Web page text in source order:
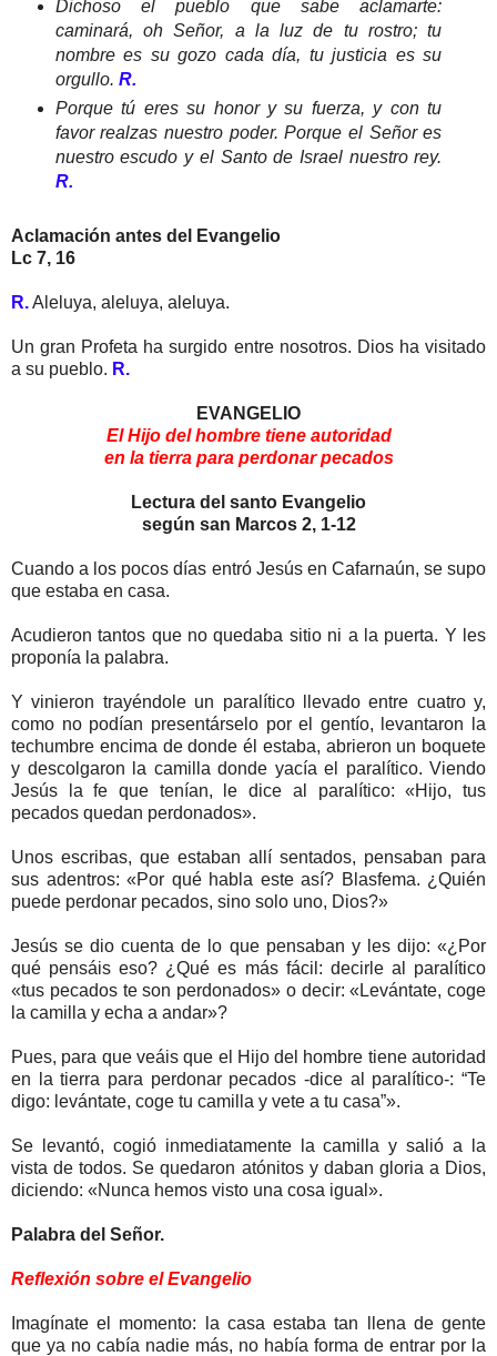
Dichoso el pueblo que sabe aclamarte:
caminará, oh Señor, a la luz de tu rostro; tu
nombre es su gozo cada día, tu justicia es su
orgullo. R.
Porque tú eres su honor y su fuerza, y con tu
favor realzas nuestro poder. Porque el Señor es
nuestro escudo y el Santo de Israel nuestro rey.
R.
Aclamación antes del Evangelio
Lc 7, 16
R.Aleluya, aleluya, aleluya.
Un gran Profeta ha surgido entre nosotros. Dios ha visitado
a su pueblo. R.
EVANGELIO
El Hijo del hombre tiene autoridad
en la tierra para perdonar pecados
Lectura del santo Evangelio
según san Marcos 2, 1-12
Cuando a los pocos días entró Jesús en Cafarnaún, se supo
que estaba en casa.
Acudieron tantos que no quedaba sitio ni a la puerta. Y les
proponía la palabra.
Y vinieron trayéndole un paralítico llevado entre cuatro y,
como no podían presentárselo por el gentío, levantaron la
techumbre encima de donde él estaba, abrieron un boquete
y descolgaron la camilla donde yacía el paralítico. Viendo
Jesús la fe que tenían, le dice al paralítico: «Hijo, tus
pecados quedan perdonados».
Unos escribas, que estaban allí sentados, pensaban para
sus adentros: «Por qué habla este así? Blasfema. ¿Quién
puede perdonar pecados, sino solo uno, Dios?»
Jesús se dio cuenta de lo que pensaban y les dijo: «¿Por
qué pensáis eso? ¿Qué es más fácil: decirle al paralítico
«tus pecados te son perdonados» o decir: «Levántate, coge
la camilla y echa a andar»?
Pues, para que veáis que el Hijo del hombre tiene autoridad
en la tierra para perdonar pecados -dice al paralítico-: “Te
digo: levántate, coge tu camilla y vete a tu casa”».
Se levantó, cogió inmediatamente la camilla y salió a la
vista de todos. Se quedaron atónitos y daban gloria a Dios,
diciendo: «Nunca hemos visto una cosa igual».
Palabra del Señor.
Reflexión sobre el Evangelio
Imagínate el momento: la casa estaba tan llena de gente
que ya no cabía nadie más, no había forma de entrar por la